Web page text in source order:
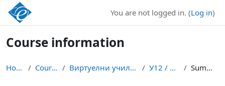
Skip to main content
You are not logged in. (Log in)
Course information
Home Courses Виртуелни училници У12 / Б3-Б Summary